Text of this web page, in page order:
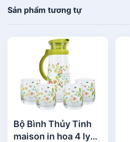
Sản phẩm tương tự
Bộ Bình Thủy Tinh
maison in hoa 4 ly